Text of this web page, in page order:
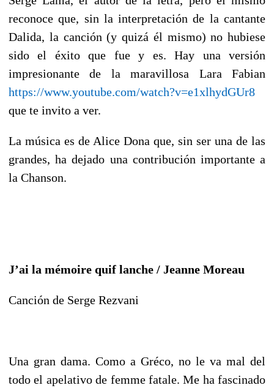
reconoce que, sin la interpretación de la cantante
Dalida, la canción (y quizá él mismo) no hubiese
sido el éxito que fue y es. Hay una versión
impresionante de la maravillosa Lara Fabian
https://www.youtube.com/watch?v=e1xlhydGUr8
que te invito a ver.
La música es de Alice Dona que, sin ser una de las
grandes, ha dejado una contribución importante a
la Chanson.
J’ai la mémoire quif lanche / Jeanne Moreau
Canción de Serge Rezvani
Una gran dama. Como a Gréco, no le va mal del
todo el apelativo de femme fatale. Me ha fascinado